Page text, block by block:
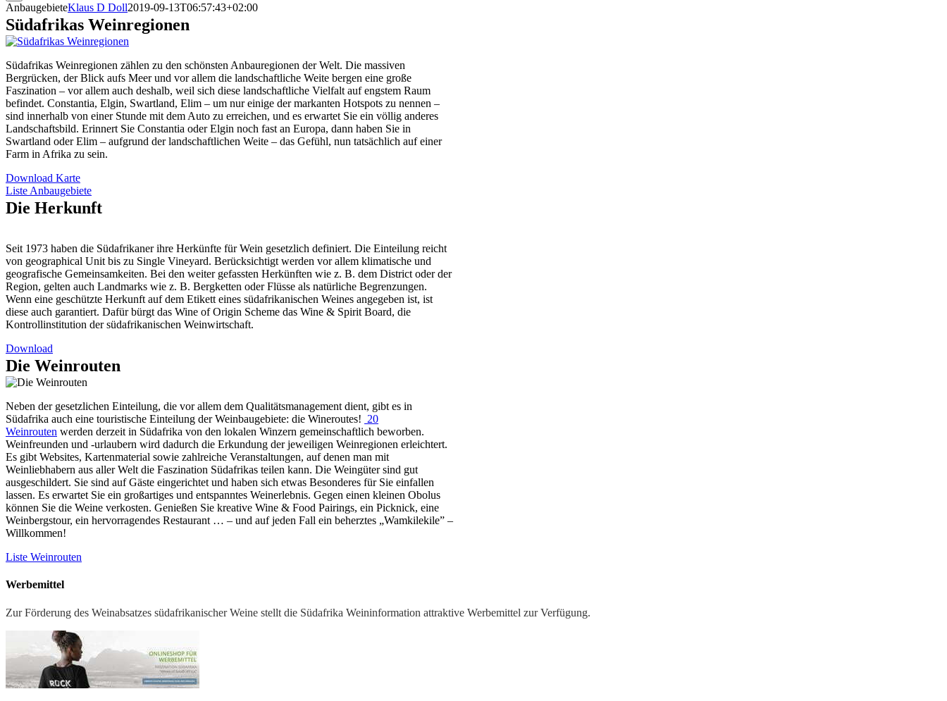
AnbaugebieteKlaus D Doll2019-09-13T06:57:43+02:00
Südafrikas Weinregionen
Südafrikas Weinregionen zählen zu den schönsten Anbauregionen der Welt. Die massiven
Bergrücken, der Blick aufs Meer und vor allem die landschaftliche Weite bergen eine große
Faszination – vor allem auch deshalb, weil sich diese landschaftliche Vielfalt auf engstem Raum
befindet. Constantia, Elgin, Swartland, Elim – um nur einige der markanten Hotspots zu nennen –
sind innerhalb von einer Stunde mit dem Auto zu erreichen, und es erwartet Sie ein völlig anderes
Landschaftsbild. Erinnert Sie Constantia oder Elgin noch fast an Europa, dann haben Sie in
Swartland oder Elim – aufgrund der landschaftlichen Weite – das Gefühl, nun tatsächlich auf einer
Farm in Afrika zu sein.
Download Karte
Liste Anbaugebiete
Die Herkunft
Seit 1973 haben die Südafrikaner ihre Herkünfte für Wein gesetzlich definiert. Die Einteilung reicht
von geographical Unit bis zu Single Vineyard. Berücksichtigt werden vor allem klimatische und
geografische Gemeinsamkeiten. Bei den weiter gefassten Herkünften wie z. B. dem District oder der
Region, gelten auch Landmarks wie z. B. Bergketten oder Flüsse als natürliche Begrenzungen.
Wenn eine geschützte Herkunft auf dem Etikett eines südafrikanischen Weines angegeben ist, ist
diese auch garantiert. Dafür bürgt das Wine of Origin Scheme das Wine & Spirit Board, die
Kontrollinstitution der südafrikanischen Weinwirtschaft.
Download
Die Weinrouten
Neben der gesetzlichen Einteilung, die vor allem dem Qualitätsmanagement dient, gibt es in
Südafrika auch eine touristische Einteilung der Weinbaugebiete: die Wineroutes! 20
Weinrouten werden derzeit in Südafrika von den lokalen Winzern gemeinschaftlich beworben.
Weinfreunden und -urlaubern wird dadurch die Erkundung der jeweiligen Weinregionen erleichtert.
Es gibt Websites, Kartenmaterial sowie zahlreiche Veranstaltungen, auf denen man mit
Weinliebhabern aus aller Welt die Faszination Südafrikas teilen kann. Die Weingüter sind gut
ausgeschildert. Sie sind auf Gäste eingerichtet und haben sich etwas Besonderes für Sie einfallen
lassen. Es erwartet Sie ein großartiges und entspanntes Weinerlebnis. Gegen einen kleinen Obolus
können Sie die Weine verkosten. Genießen Sie kreative Wine & Food Pairings, ein Picknick, eine
Weinbergstour, ein hervorragendes Restaurant … – und auf jeden Fall ein beherztes „Wamkilekile” –
Willkommen!
Liste Weinrouten
Werbemittel
Zur Förderung des Weinabsatzes südafrikanischer Weine stellt die Südafrika Weininformation attraktive Werbemittel zur Verfügung.